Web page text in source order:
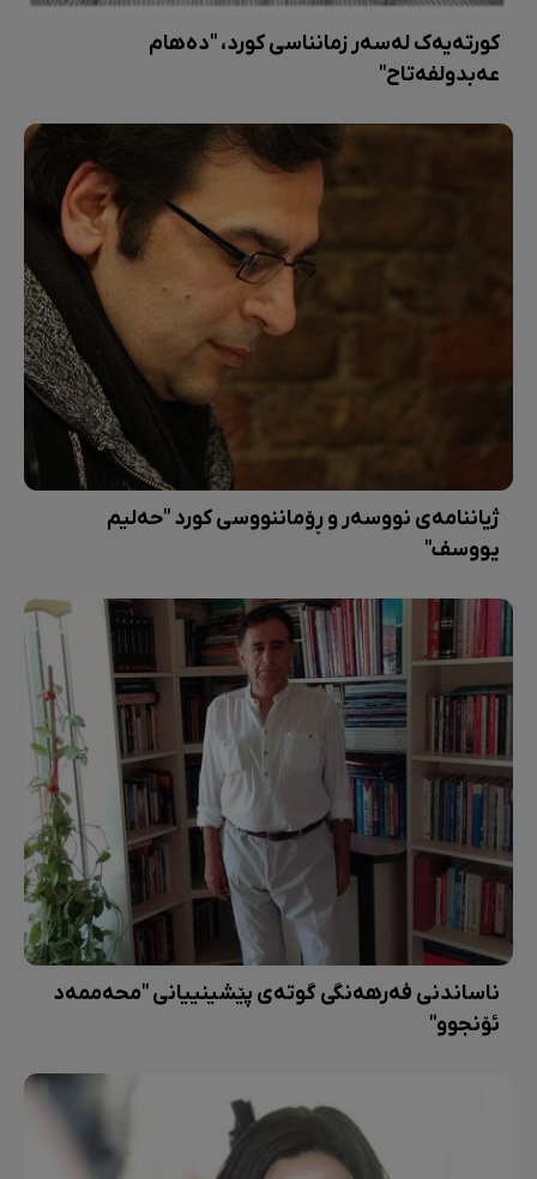
کورتەیەک لەسەر زمانناسی کورد، "دەهام
عەبدولفەتاح"
ژیاننامەی نووسەر و ڕۆماننووسی کورد "حەلیم
یووسف"
ناساندنی فەرهەنگی گوتەی پێشینییانی "محەممەد
ئۆنجوو"